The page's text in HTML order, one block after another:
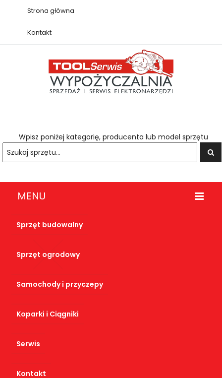
Strona główna
Kontakt
Wpisz poniżej kategorię, producenta lub model sprzętu
MENU
Sprzęt budowalny
Sprzęt ogrodowy
Samochody i przyczepy
Koparki i Ciągniki
Serwis
Kontakt